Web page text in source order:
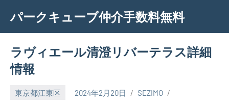
content
パークキューブ仲介手数料無料
ラヴィエール清澄リバーテラス詳細
情報
東京都江東区 2024年2月20日 SEZIMO